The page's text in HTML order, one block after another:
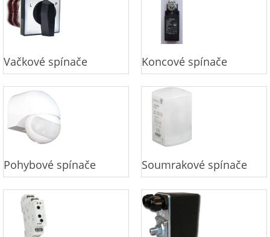
Vačkové spínače Koncové spínače
Pohybové spínače Soumrakové spínače